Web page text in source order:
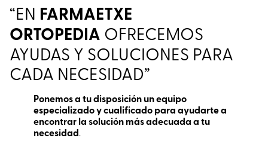
“EN FARMAETXE
ORTOPEDIA OFRECEMOS
AYUDAS Y SOLUCIONES PARA
CADA NECESIDAD”
Ponemos a tu disposición un equipo
especializado y cualificado para ayudarte a
encontrar la solución más adecuada a tu
necesidad.